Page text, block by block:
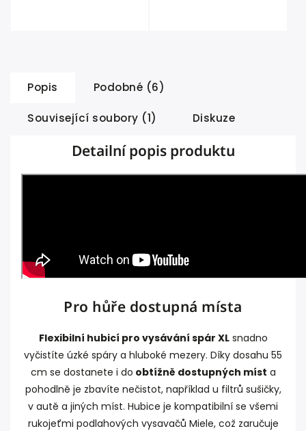
Popis Podobné (6)
Související soubory (1) Diskuze
Detailní popis produktu
Pro hůře dostupná místa
Flexibilní hubicí pro vysávání spár XL snadno
vyčistíte úzké spáry a hluboké mezery. Díky dosahu 55
cm se dostanete i do obtížně dostupných míst a
pohodlně je zbavíte nečistot, například u filtrů sušičky,
v autě a jiných míst. Hubice je kompatibilní se všemi
rukojeťmi podlahových vysavačů Miele, což zaručuje